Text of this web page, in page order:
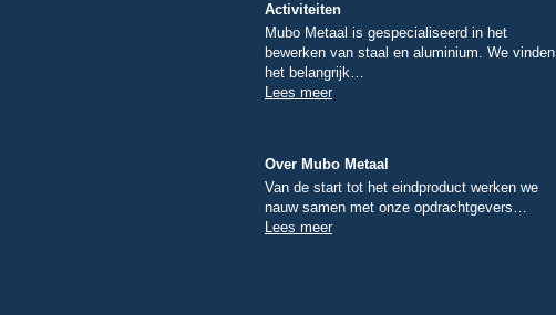
Activiteiten
Mubo Metaal is gespecialiseerd in het
bewerken van staal en aluminium. We vinden
het belangrijk…
Lees meer
Over Mubo Metaal
Van de start tot het eindproduct werken we
nauw samen met onze opdrachtgevers…
Lees meer